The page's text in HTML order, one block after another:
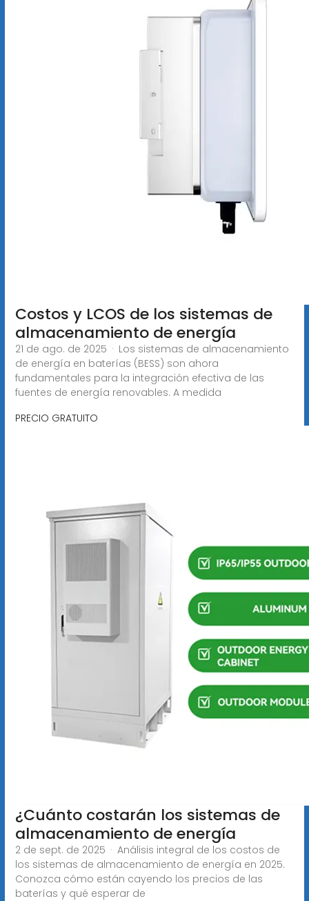
Costos y LCOS de los sistemas de
almacenamiento de energía
21 de ago. de 2025 · Los sistemas de almacenamiento
de energía en baterías (BESS) son ahora
fundamentales para la integración efectiva de las
fuentes de energía renovables. A medida
PRECIO GRATUITO
¿Cuánto costarán los sistemas de
almacenamiento de energía
2 de sept. de 2025 · Análisis integral de los costos de
los sistemas de almacenamiento de energía en 2025.
Conozca cómo están cayendo los precios de las
baterías y qué esperar de